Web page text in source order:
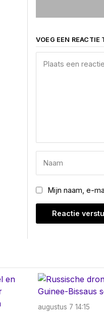
VOEG EEN REACTIE
Mijn naam, e-
augustus 7 14:15